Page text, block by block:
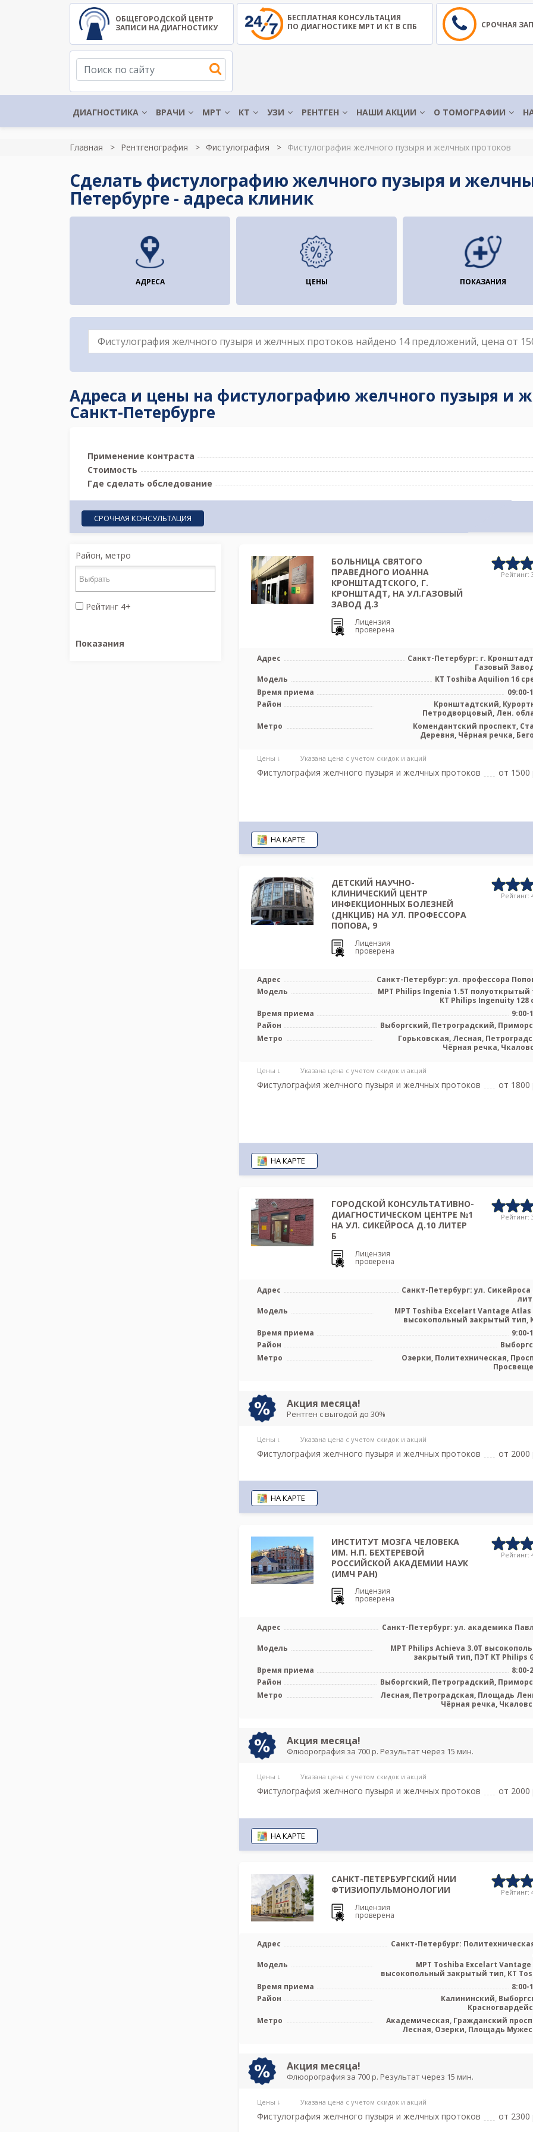
ОБЩЕГОРОДСКОЙ ЦЕНТР
ЗАПИСИ НА ДИАГНОСТИКУ
БЕСПЛАТНАЯ КОНСУЛЬТАЦИЯ
ПО ДИАГНОСТИКЕ МРТ И КТ В СПБ
СРОЧНАЯ
ДИАГНОСТИКА ВРАЧИ МРТ КТ УЗИ РЕНТГЕН НАШИ АКЦИИ О ТОМОГРАФИИ
Главная Рентгенография Фистулография Фистулография желчного пузыря и желчных протоков
Сделать фистулографию желчного пузыря и
Петербурге - адреса клиник
АДРЕСА ЦЕНЫ ПОКАЗАНИЯ
Адреса и цены на фистулографию желчного пузыря и
Санкт-Петербурге
Применение контраста
Стоимость
Где сделать обследование
СРОЧНАЯ КОНСУЛЬТАЦИЯ
Район, метро
Рейтинг 4+
Показания
БОЛЬНИЦА СВЯТОГО
ПРАВЕДНОГО ИОАННА
КРОНШТАДТСКОГО, Г.
КРОНШТАДТ, НА УЛ.ГАЗОВЫЙ
ЗАВОД Д.3
Лицензия
проверена
Рейтинг:
Адрес
Санкт-Петербург: г.
Газовый
Модель
КТ Toshiba Aquilion 16
Время приема
09:00-
Район
Кронштадтский,
Петродворцовый, Лен.
Метро
Комендантский проспект,
Деревня, Чёрная речка,
Цены ↓ Указана цена с учетом скидок и акций
Фистулография желчного пузыря и желчных протоков от 1500
НА КАРТЕ
ДЕТСКИЙ НАУЧНО-
КЛИНИЧЕСКИЙ ЦЕНТР
ИНФЕКЦИОННЫХ БОЛЕЗНЕЙ
(ДНКЦИБ) НА УЛ. ПРОФЕССОРА
ПОПОВА, 9
Лицензия
проверена
Рейтинг:
Адрес
Санкт-Петербург: ул. профессора
Модель
МРТ Philips Ingenia 1.5Т полуоткрытый
КТ Philips Ingenuity 128
Время приема
9:00-
Район
Выборгский, Петроградский,
Метро
Горьковская, Лесная,
Чёрная речка,
Цены ↓ Указана цена с учетом скидок и акций
Фистулография желчного пузыря и желчных протоков от 1800
НА КАРТЕ
ГОРОДСКОЙ КОНСУЛЬТАТИВНО-
ДИАГНОСТИЧЕСКОМ ЦЕНТРЕ №1
НА УЛ. СИКЕЙРОСА Д.10 ЛИТЕР
Б
Лицензия
проверена
Рейтинг:
Адрес
Санкт-Петербург: ул. Сикейроса
Модель
МРТ Toshiba Excelart Vantage Atlas
высокопольный закрытый тип,
Время приема
9:00-
Район
Метро
Озерки, Политехническая,
Акция месяца!
Рентген с выгодой до 30%
Цены ↓ Указана цена с учетом скидок и акций
Фистулография желчного пузыря и желчных протоков от 2000
НА КАРТЕ
ИНСТИТУТ МОЗГА ЧЕЛОВЕКА
ИМ. Н.П. БЕХТЕРЕВОЙ
РОССИЙСКОЙ АКАДЕМИИ НАУК
(ИМЧ РАН)
Лицензия
проверена
Рейтинг:
Адрес
Санкт-Петербург: ул. академика
Модель
МРТ Philips Achieva 3.0T
закрытый тип, ПЭТ КТ Philips
Время приема
8:00-
Район
Выборгский, Петроградский,
Метро
Лесная, Петроградская, Площадь
Чёрная речка,
Акция месяца!
Флюорография за 700 р. Результат через 15 мин.
Цены ↓ Указана цена с учетом скидок и акций
Фистулография желчного пузыря и желчных протоков от 2000
НА КАРТЕ
САНКТ-ПЕТЕРБУРГСКИЙ НИИ
ФТИЗИОПУЛЬМОНОЛОГИИ
Лицензия
проверена
Рейтинг:
Адрес
Санкт-Петербург:
Модель
МРТ Toshiba Excelart Vantage
высокопольный закрытый тип, КТ
Время приема
8:00-
Район
Калининский,
Метро
Академическая, Гражданский
Лесная, Озерки, Площадь
Акция месяца!
Флюорография за 700 р. Результат через 15 мин.
Цены ↓ Указана цена с учетом скидок и акций
Фистулография желчного пузыря и желчных протоков от 2300